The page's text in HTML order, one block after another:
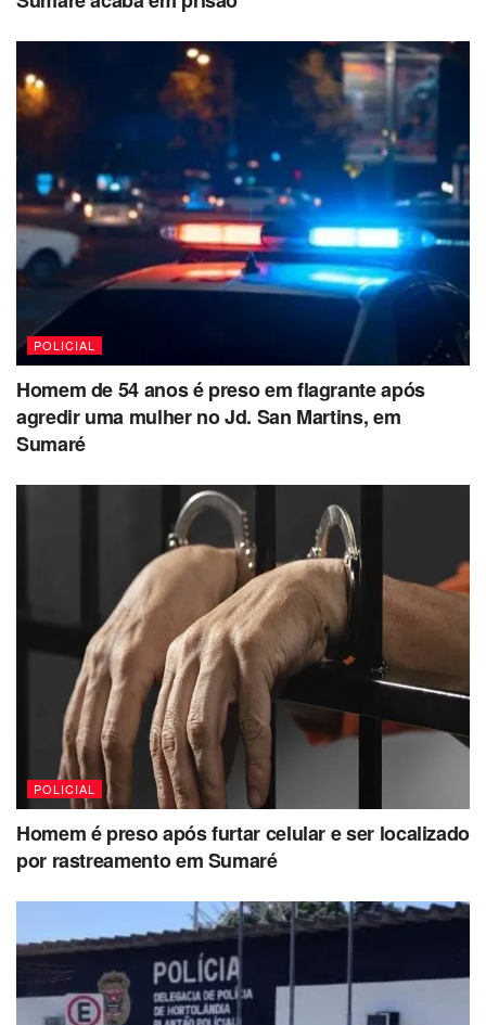
POLICIAL
Homem de 54 anos é preso em flagrante após
agredir uma mulher no Jd. San Martins, em
Sumaré
POLICIAL
Homem é preso após furtar celular e ser localizado
por rastreamento em Sumaré